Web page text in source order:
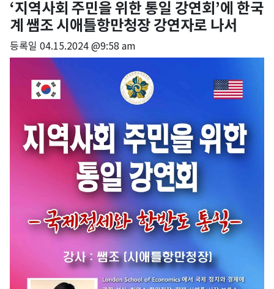
‘지역사회 주민을 위한 통일 강연회’에 한국
계 쌤조 시애틀항만청장 강연자로 나서
등록일 04.15.2024 @9:58 am